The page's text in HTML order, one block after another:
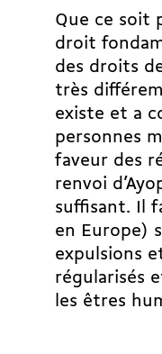
Que ce soit
droit
des droits
très
existe et a
personnes
faveur des
renvoi
suffisant. Il
en Europe)
expulsions
régularisés
les êtres